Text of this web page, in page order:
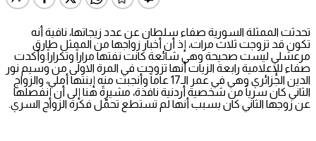
تحدثت الممثلة السورية صفاء سلطان عن عدد زيجاتها، نافية أنه
تكون قد تزوجت ثلاث مرات، إذ أن أخبار زواجها من الممثل طارق
مرعشلي ليست صحيحة وهي شائعة كانت نفتها مراراً وتكراراً.وأكدت
صفاء للإعلامية رابعة الزيات أنها تزوجت في المرة الاولى من وسيم نور
الدين الجزائري وهي في عمر الـ17 عاماً وأنجبت منه إبنتها أملي، والزواج
الثاني كان سرياً من شخصية أردنية نافذة، مشيرةً هنا إلى أن إنفصلها
عن زوجها الثاني كان بسبب أنها لم تستطع تحمّل فكرة الزواج السري.